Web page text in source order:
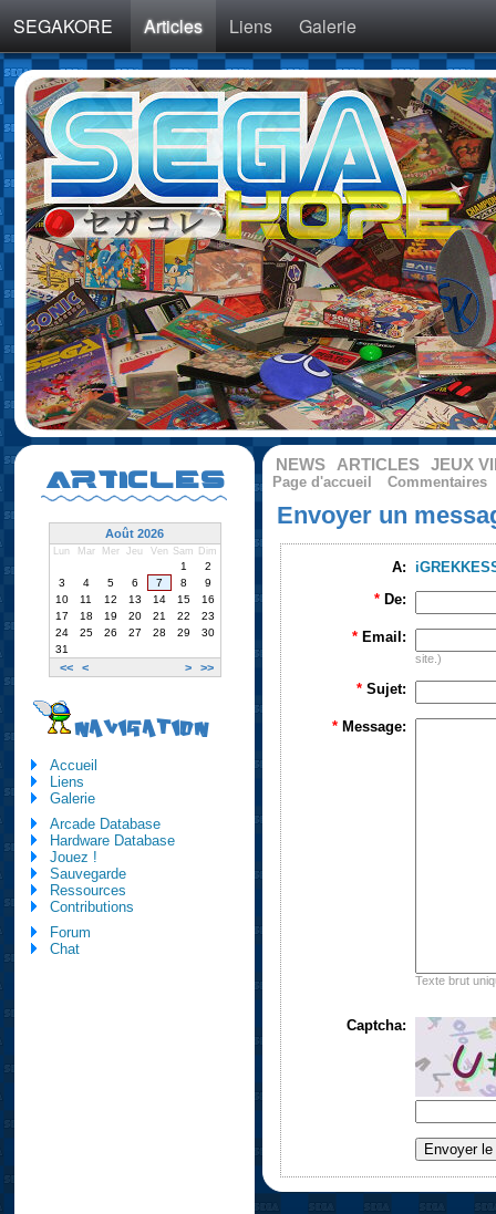
SEGAKORE Articles Liens Galerie
NEWS ARTICLES JEUX
Page d'accueil Commentaires
Envoyer un
A:
* De:
* Email:
site.)
* Sujet:
* Message:
Texte brut
Captcha:
ARTICLES
Août 2026
Lun Mar Mer Jeu Ven Sam Dim
<< < > >>
1
2
3
4 5 6 7 8
9
10
11 12 13 14 15
16
17
18 19 20 21 22
23
24
25 26 27 28 29
30
31
NAVIGATION
Accueil
Liens
Galerie
Arcade Database
Hardware Database
Jouez !
Sauvegarde
Ressources
Contributions
Forum
Chat